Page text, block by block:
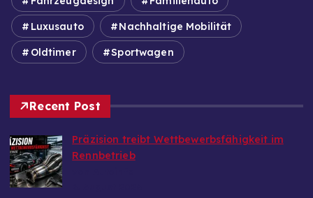
Luxusauto Nachhaltige Mobilität
Oldtimer Sportwagen
Recent Post
Präzision treibt Wettbewerbsfähigkeit im
Rennbetrieb